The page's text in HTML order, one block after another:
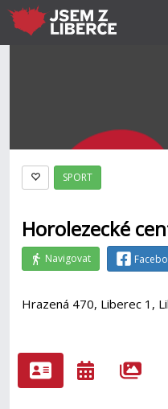
SPORT
Horolezecké
Navigovat
Hrazená 470, Liberec 1,